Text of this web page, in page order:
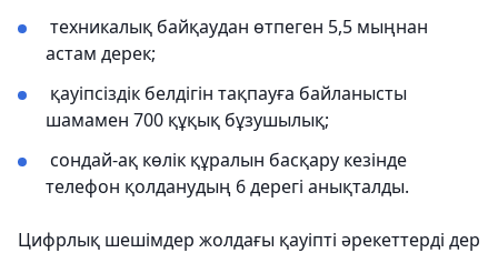
техникалық байқаудан өтпеген 5,5 мыңнан
астам дерек;
қауіпсіздік белдігін тақпауға байланысты
шамамен 700 құқық бұзушылық;
сондай-ақ көлік құралын басқару кезінде
телефон қолданудың 6 дерегі анықталды.
Цифрлық шешімдер жолдағы қауіпті әрекеттерді дер